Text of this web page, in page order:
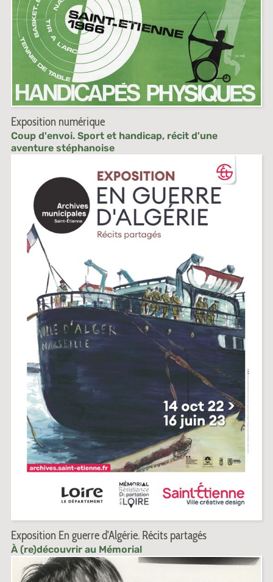
Exposition numérique
Coup d'envoi. Sport et handicap, récit d'une
aventure stéphanoise
Exposition En guerre d'Algérie. Récits partagés
À (re)découvrir au Mémorial